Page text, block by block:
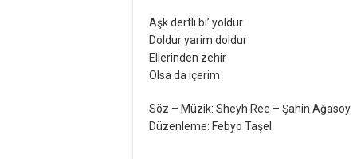
Aşk dertli bi’ yoldur
Doldur yarim doldur
Ellerinden zehir
Olsa da içerim
Söz – Müzik: Sheyh Ree – Şahin Ağasoy
Düzenleme: Febyo Taşel